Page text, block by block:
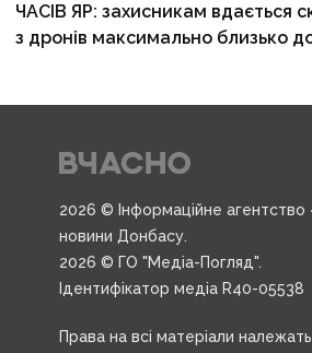
ЧАСІВ ЯР: захисникам вдається
з дронів максимально близько
2026 © Інформаційне
новини Донбасу.
2026 © ГО "Медіа-Погляд".
Ідентифікатор медіа R40-05538
Права на всі матеріали